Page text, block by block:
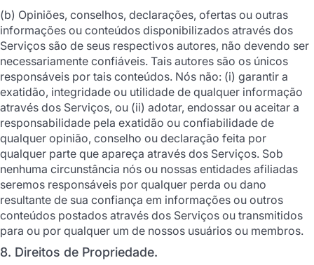
(b) Opiniões, conselhos, declarações, ofertas ou outras
informações ou conteúdos disponibilizados através dos
Serviços são de seus respectivos autores, não devendo ser
necessariamente confiáveis. Tais autores são os únicos
responsáveis por tais conteúdos. Nós não: (i) garantir a
exatidão, integridade ou utilidade de qualquer informação
através dos Serviços, ou (ii) adotar, endossar ou aceitar a
responsabilidade pela exatidão ou confiabilidade de
qualquer opinião, conselho ou declaração feita por
qualquer parte que apareça através dos Serviços. Sob
nenhuma circunstância nós ou nossas entidades afiliadas
seremos responsáveis por qualquer perda ou dano
resultante de sua confiança em informações ou outros
conteúdos postados através dos Serviços ou transmitidos
para ou por qualquer um de nossos usuários ou membros.
8. Direitos de Propriedade.